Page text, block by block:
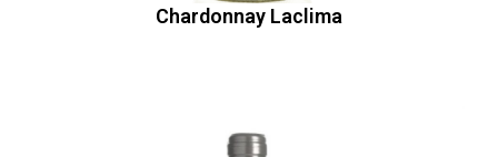
Chardonnay Laclima